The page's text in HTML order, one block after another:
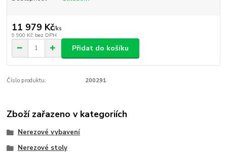
11 979 Kč/ks
9 900 Kč bez DPH
Přidat do košíku
Číslo produktu: 200291
Zboží zařazeno v kategoriích
Nerezové vybavení
Nerezové stoly